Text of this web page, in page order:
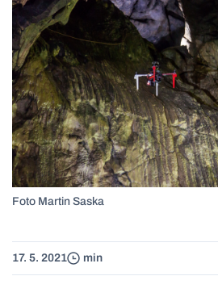
Foto Martin Saska
17. 5. 2021 min